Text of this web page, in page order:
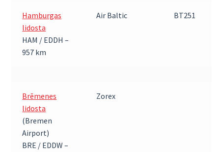
Hamburgas
lidosta
HAM / EDDH –
957 km
Air Baltic BT251
Brēmenes
lidosta
(Bremen
Airport)
BRE / EDDW –
Zorex